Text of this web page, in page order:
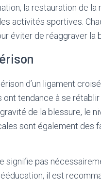
la restauration de
activités sportives.
éviter de réaggraver la
d’un ligament
tendance à se
de la blessure, le
sont également des
signifie pas
il est